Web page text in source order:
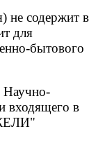
не содержит в
для
бытового
Научно-
входящего в